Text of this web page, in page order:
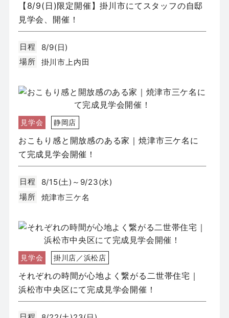
【8/9(日)限定開催】掛川市にてスタッフの自邸
見学会、開催！
日程
8/9(日)
場所
掛川市上内田
見学会 静岡店
おこもり感と開放感のある家｜焼津市三ケ名に
て完成見学会開催！
日程
8/15(土)～9/23(水)
場所
焼津市三ケ名
見学会 掛川店／浜松店
それぞれの時間が心地よく繋がる二世帯住宅｜
浜松市中央区にて完成見学会開催！